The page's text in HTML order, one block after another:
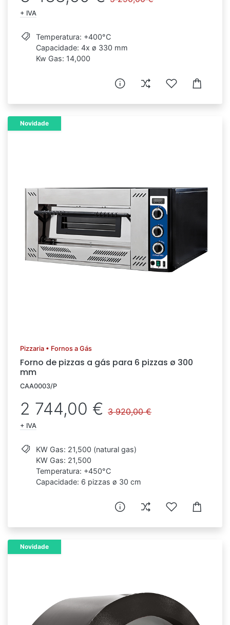
+ IVA
Temperatura: +400°C
Capacidade: 4x ø 330 mm
Kw Gas: 14,000
Novidade
Pizzaria • Fornos a Gás
Forno de pizzas a gás para 6 pizzas ø 300
mm
CAA0003/P
2 744,00 € 3 920,00 €
+ IVA
KW Gas: 21,500 (natural gas)
KW Gas: 21,500
Temperatura: +450°C
Capacidade: 6 pizzas ø 30 cm
Novidade